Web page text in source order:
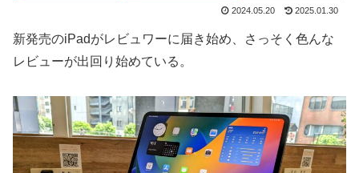
2024.05.20 2025.01.30
新発売のiPadがレビュワーに届き始め、さっそく色んな
レビューが出回り始めている。